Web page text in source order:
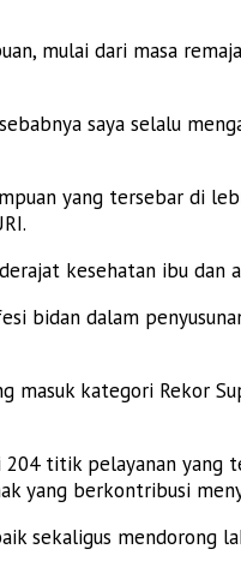
mulai dari masa
saya selalu
yang tersebar di
kesehatan ibu dan
bidan dalam
masuk kategori Rekor
204 titik pelayanan yang
yang berkontribusi
sekaligus mendorong